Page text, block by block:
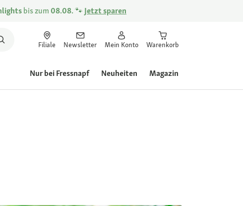
bis zum08.08.🐾 Jetzt sparen
Filiale Newsletter Mein Konto Warenkorb
Nur bei Fressnapf Neuheiten Magazin